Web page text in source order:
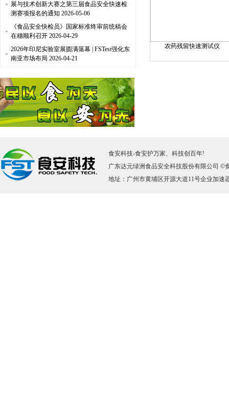
展与技术创新大赛之第三届食品安全快速检
测赛项报名的通知 2026-05-06
《食品安全快检员》国家标准终审前统稿会
在穗顺利召开 2026-04-29
2026年印尼实验室展圆满落幕 | FSTest强化东
南亚市场布局 2026-04-21
农药残留快速测试仪
食安科技-食安护万家、科技创百年!
广东达元绿洲食品安全科技股份有限公司 ©
地址：广州市黄埔区开源大道11号企业加速